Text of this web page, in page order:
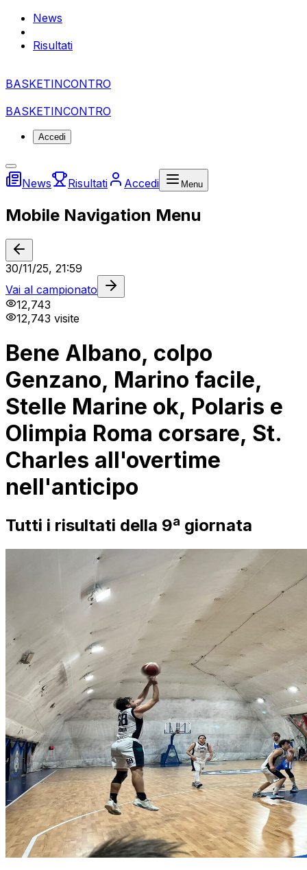
News
Risultati
BASKETINCONTRO
BASKETINCONTRO
Accedi
News Risultati Accedi Menu
Mobile Navigation Menu
30/11/25, 21:59
Vai al campionato
12,743
12,743 visite
Bene Albano, colpo
Genzano, Marino facile,
Stelle Marine ok, Polaris e
Olimpia Roma corsare, St.
Charles all'overtime
nell'anticipo
Tutti i risultati della 9ª giornata